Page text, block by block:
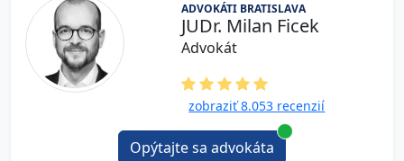
ADVOKÁTI BRATISLAVA
JUDr. Milan Ficek
Advokát
zobraziť 8.053 recenzií
Opýtajte sa advokáta